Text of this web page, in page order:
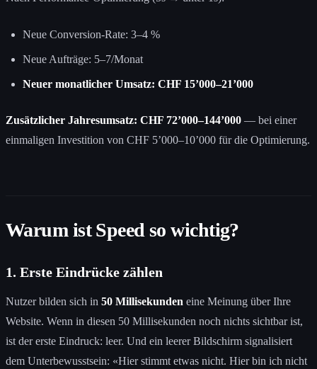
Neue Conversion-Rate: 3–4 %
Neue Aufträge: 5–7/Monat
Neuer monatlicher Umsatz: CHF 15’000–21’000
Zusätzlicher Jahresumsatz: CHF 72’000–144’000 — bei einer
einmaligen Investition von CHF 5’000–10’000 für die Optimierung.
Warum ist Speed so wichtig?
1. Erste Eindrücke zählen
Nutzer bilden sich in 50 Millisekunden eine Meinung über Ihre
Website. Wenn in diesen 50 Millisekunden noch nichts sichtbar ist,
ist der erste Eindruck: leer. Und ein leerer Bildschirm signalisiert
dem Unterbewusstsein: «Hier stimmt etwas nicht. Hier bin ich nicht